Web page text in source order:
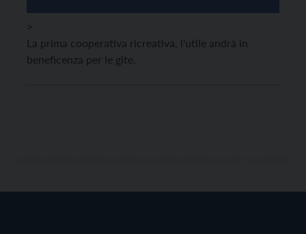
>
La prima cooperativa ricreativa, l'utile andrà in
beneficenza per le gite.